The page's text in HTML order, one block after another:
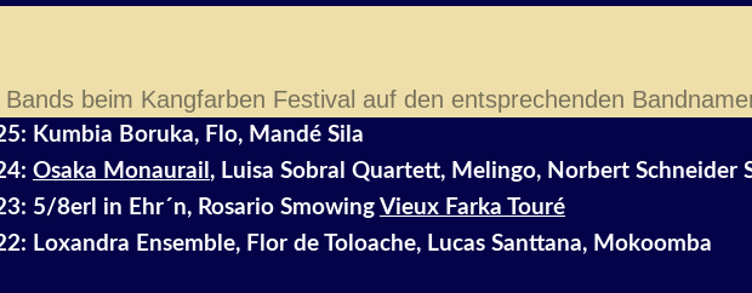
beim Kangfarben Festival auf den entsprechenden
Kumbia Boruka, Flo, Mandé Sila
Osaka Monaurail , Luisa Sobral Quartett, Melingo, Norbert Schneider
5/8erl in Ehr´n, Rosario Smowing Vieux Farka Touré
Loxandra Ensemble, Flor de Toloache, Lucas Santtana, Mokoomba